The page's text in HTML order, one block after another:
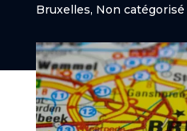
Bruxelles, Non catégorisé